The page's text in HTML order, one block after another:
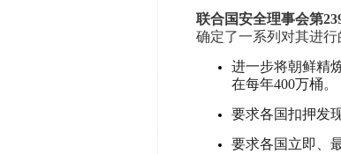
联合国安全理事会第
确定了一系列对其进
进一步将朝鲜精
在每年400万桶。
要求各国扣押发
要求各国立即、